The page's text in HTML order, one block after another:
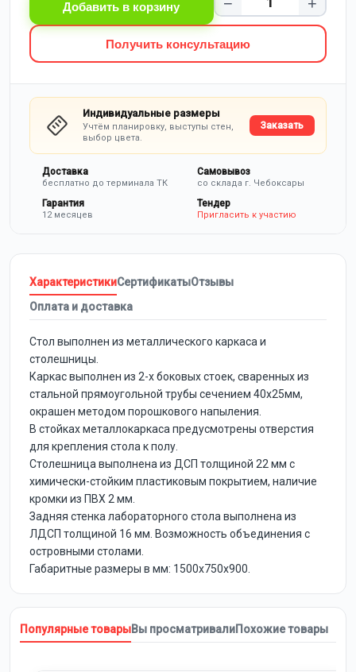
Добавить в корзину
Получить консультацию
Индивидуальные размеры
Учтём планировку, выступы стен,
выбор цвета.
Заказать
Доставка
бесплатно до терминала ТК
Самовывоз
со склада г. Чебоксары
Гарантия
12 месяцев
Тендер
Пригласить к участию
ХарактеристикиСертификатыОтзывы
Оплата и доставка
Стол выполнен из металлического каркаса и
столешницы.
Каркас выполнен из 2-х боковых стоек, сваренных из
стальной прямоугольной трубы сечением 40х25мм,
окрашен методом порошкового напыления.
В стойках металлокаркаса предусмотрены отверстия
для крепления стола к полу.
Столешница выполнена из ДСП толщиной 22 мм с
химически-стойким пластиковым покрытием, наличие
кромки из ПВХ 2 мм.
Задняя стенка лабораторного стола выполнена из
ЛДСП толщиной 16 мм. Возможность объединения с
островными столами.
Габаритные размеры в мм: 1500х750х900.
Популярные товарыВы просматривалиПохожие товары